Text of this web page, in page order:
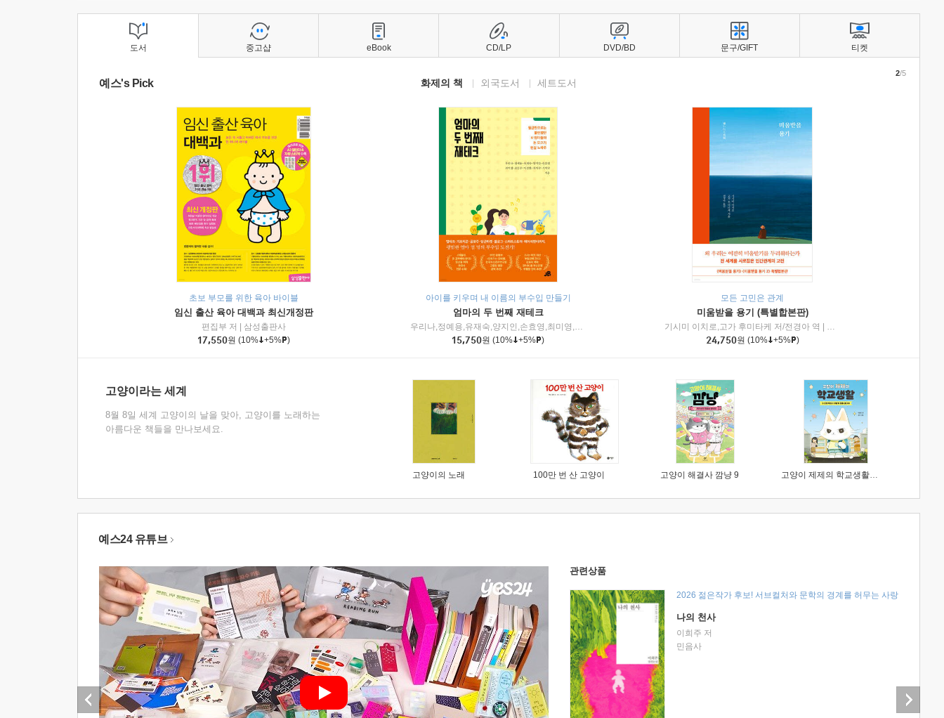
도서
예스's Pick 화제의 책 외국도서 세트도서
초보 부모를 위한 육아 바이블
임신 출산 육아 대백과 최신개정판
편집부 저
삼성출판사
17,550원 (10% +5% )
아이를 키우며 내 이름의 부수입 만들기
엄마의 두 번째 재테크
우리나,정예용,유재숙,양지인,손효영,최미영,조민주,이진현,차미숙,서미숙 저 | 제이브리즈북스
15,750원 (10% +5% )
모든 고민은 관계
미움받을 용기 (특별합본판)
기시미 이치로,고가 후미타케 저/전경아 역
인플루엔셜
24,750원 (10% +5% )
2/5
고양이라는 세계
8월 8일 세계 고양이의 날을 맞아, 고양이를 노래하는
아름다운 책들을 만나보세요.
고양이의 노래 100만 번 산 고양이 고양이 해결사 깜냥 9 고양이 제제의 학교생활 1 : 초등학생이 이렇게 힘들 줄이야
중고샵 eBook CD/LP DVD/BD 문구/GIFT 티켓
예스24 유튜브
관련상품
2026 젊은작가 후보! 서브컬처와 문학의 경계를 허무는 사랑
나의 천사
이희주 저
민음사